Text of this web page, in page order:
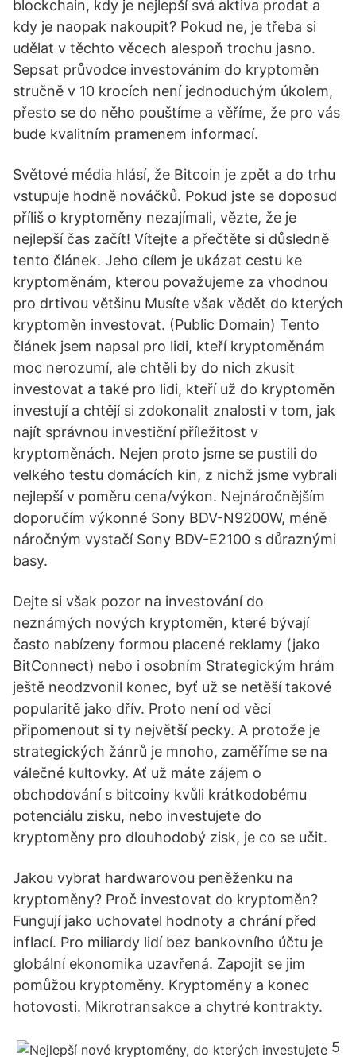
blockchain, kdy je nejlepší svá aktiva prodat a
kdy je naopak nakoupit? Pokud ne, je třeba si
udělat v těchto věcech alespoň trochu jasno.
Sepsat průvodce investováním do kryptoměn
stručně v 10 krocích není jednoduchým úkolem,
přesto se do něho pouštíme a věříme, že pro vás
bude kvalitním pramenem informací.
Světové média hlásí, že Bitcoin je zpět a do trhu
vstupuje hodně nováčků. Pokud jste se doposud
příliš o kryptoměny nezajímali, vězte, že je
nejlepší čas začít! Vítejte a přečtěte si důsledně
tento článek. Jeho cílem je ukázat cestu ke
kryptoměnám, kterou považujeme za vhodnou
pro drtivou většinu Musíte však vědět do kterých
kryptoměn investovat. (Public Domain) Tento
článek jsem napsal pro lidi, kteří kryptoměnám
moc nerozumí, ale chtěli by do nich zkusit
investovat a také pro lidi, kteří už do kryptoměn
investují a chtějí si zdokonalit znalosti v tom, jak
najít správnou investiční příležitost v
kryptoměnách. Nejen proto jsme se pustili do
velkého testu domácích kin, z nichž jsme vybrali
nejlepší v poměru cena/výkon. Nejnáročnějším
doporučím výkonné Sony BDV-N9200W, méně
náročným vystačí Sony BDV-E2100 s důraznými
basy.
Dejte si však pozor na investování do
neznámých nových kryptoměn, které bývají
často nabízeny formou placené reklamy (jako
BitConnect) nebo i osobním Strategickým hrám
ještě neodzvonil konec, byť už se netěší takové
popularitě jako dřív. Proto není od věci
připomenout si ty největší pecky. A protože je
strategických žánrů je mnoho, zaměříme se na
válečné kultovky. Ať už máte zájem o
obchodování s bitcoiny kvůli krátkodobému
potenciálu zisku, nebo investujete do
kryptoměny pro dlouhodobý zisk, je co se učit.
Jakou vybrat hardwarovou peněženku na
kryptoměny? Proč investovat do kryptoměn?
Fungují jako uchovatel hodnoty a chrání před
inflací. Pro miliardy lidí bez bankovního účtu je
globální ekonomika uzavřená. Zapojit se jim
pomůžou kryptoměny. Kryptoměny a konec
hotovosti. Mikrotransakce a chytré kontrakty.
5